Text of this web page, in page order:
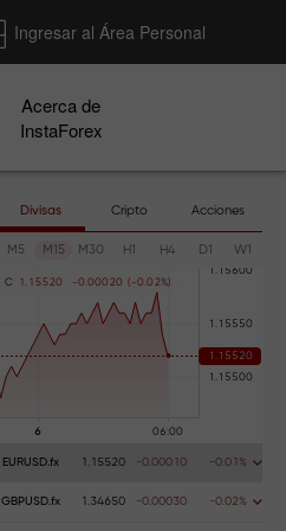
Ingresar al Área Personal
Acerca de
InstaForex
Divisas Cripto Acciones
M5 M15 M30 H1 H4 D1 W1
C 1 . 1 5520 -0 .000 20 ( -0 .0 2%
EURUSD.fx 1.15520 -0.00010 -0.01%
GBPUSD.fx 1.34650 -0.00030 -0.02%